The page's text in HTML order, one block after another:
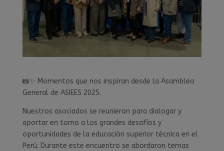
📸✨ Momentos que nos inspiran desde la Asamblea
General de ASIEES 2025.
Nuestros asociados se reunieron para dialogar y
aportar en torno a los grandes desafíos y
oportunidades de la educación superior técnica en el
Perú. Durante este encuentro se abordaron temas